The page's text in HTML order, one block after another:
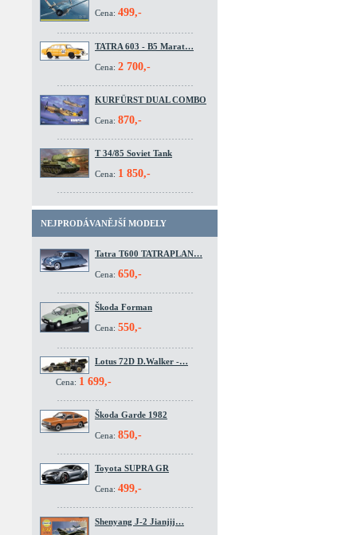
Cena: 499,-
TATRA 603 - B5 Marat…
Cena: 2 700,-
KURFÜRST DUAL COMBO
Cena: 870,-
T 34/85 Soviet Tank
Cena: 1 850,-
NEJPRODÁVANĚJŠÍ MODELY
Tatra T600 TATRAPLAN…
Cena: 650,-
Škoda Forman
Cena: 550,-
Lotus 72D D.Walker -…
Cena: 1 699,-
Škoda Garde 1982
Cena: 850,-
Toyota SUPRA GR
Cena: 499,-
Shenyang J-2 Jianjij…